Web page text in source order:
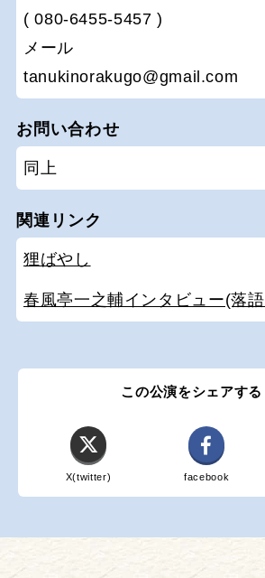
( 080-6455-5457 )
メール
tanukinorakugo@gmail.com
お問い合わせ
同上
関連リンク
狸ばやし
春風亭一之輔インタビュー(落
この公演をシェアする
X(twitter) facebook